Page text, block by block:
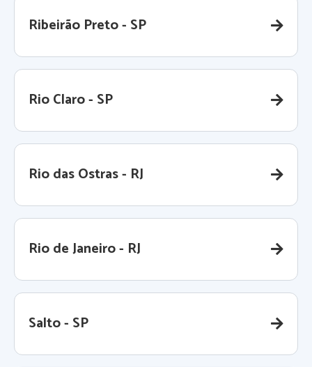
Ribeirão Preto - SP
Rio Claro - SP
Rio das Ostras - RJ
Rio de Janeiro - RJ
Salto - SP